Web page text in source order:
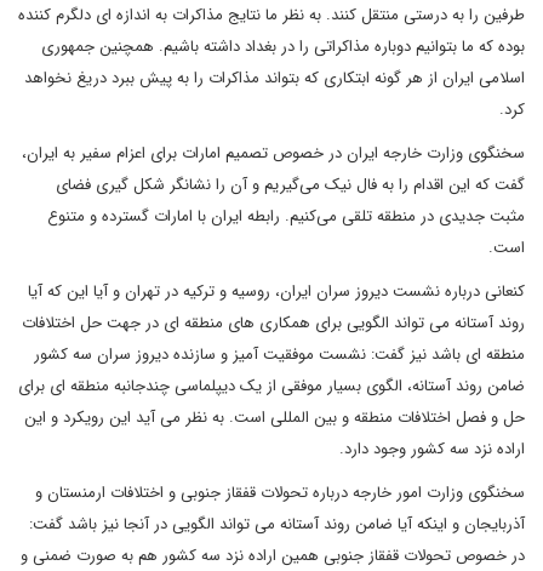
طرفین را به درستی منتقل کنند. به نظر ما نتایج مذاکرات به اندازه ای دلگرم کننده
بوده که ما بتوانیم دوباره مذاکراتی را در بغداد داشته باشیم. همچنین جمهوری
اسلامی ایران از هر گونه ابتکاری که بتواند مذاکرات را به پیش ببرد دریغ نخواهد
کرد.
سخنگوی وزارت خارجه ایران در خصوص تصمیم امارات برای اعزام سفیر به ایران،
گفت که این اقدام را به فال نیک می‌گیریم و آن را نشانگر شکل گیری فضای
مثبت جدیدی در منطقه تلقی می‌کنیم. رابطه ایران با امارات گسترده و متنوع
است.
کنعانی درباره نشست دیروز سران ایران، روسیه و ترکیه در تهران و آیا این که آیا
روند آستانه می تواند الگویی برای همکاری های منطقه ای در جهت حل اختلافات
منطقه ای باشد نیز گفت: نشست موفقیت آمیز و سازنده دیروز سران سه کشور
ضامن روند آستانه، الگوی بسیار موفقی از یک دیپلماسی چندجانبه منطقه ای برای
حل و فصل اختلافات منطقه و بین المللی است. به نظر می آید این رویکرد و این
اراده نزد سه کشور وجود دارد.
سخنگوی وزارت امور خارجه درباره تحولات قفقاز جنوبی و اختلافات ارمنستان و
آذربایجان و اینکه آیا ضامن روند آستانه می تواند الگویی در آنجا نیز باشد گفت:
در خصوص تحولات قفقاز جنوبی همین اراده نزد سه کشور هم به صورت ضمنی و